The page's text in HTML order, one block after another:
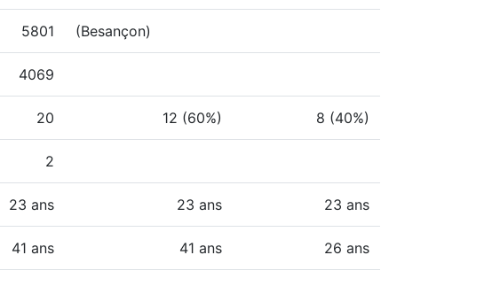
5801 (Besançon)
4069
20 12 (60%) 8 (40%)
2
23 ans 23 ans 23 ans
41 ans 41 ans 26 ans